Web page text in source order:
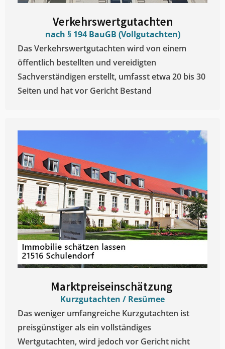
Verkehrswertgutachten
nach § 194 BauGB (Vollgutachten)
Das Verkehrswertgutachten wird von einem
öffentlich bestellten und vereidigten
Sachverständigen erstellt, umfasst etwa 20 bis 30
Seiten und hat vor Gericht Bestand
Marktpreiseinschätzung ​
Kurzgutachten / Resümee
Das weniger umfangreiche Kurzgutachten ist
preisgünstiger als ein vollständiges
Wertgutachten, wird jedoch vor Gericht nicht